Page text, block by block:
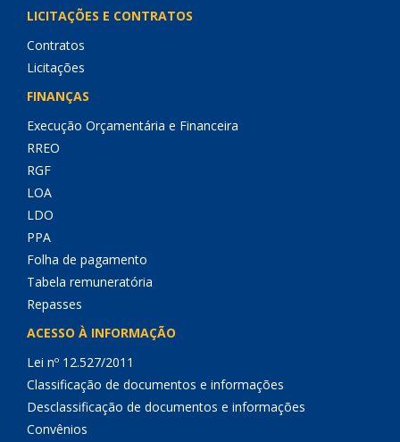
LICITAÇÕES E CONTRATOS
Contratos
Licitações
FINANÇAS
Execução Orçamentária e Financeira
RREO
RGF
LOA
LDO
PPA
Folha de pagamento
Tabela remuneratória
Repasses
ACESSO À INFORMAÇÃO
Lei nº 12.527/2011
Classificação de documentos e informações
Desclassificação de documentos e informações
Convênios